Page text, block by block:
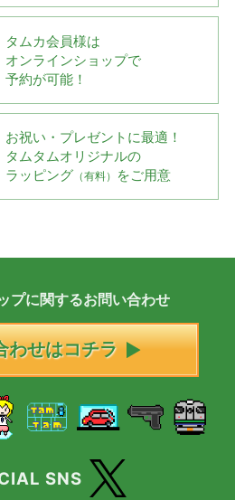
タムカ会員様は
オンラインショップで
予約が可能！
お祝い・プレゼントに最適！
タムタムオリジナルの
ラッピング （有料） をご用意
プに関するお問い合わせ
わせはコチラ
SNS